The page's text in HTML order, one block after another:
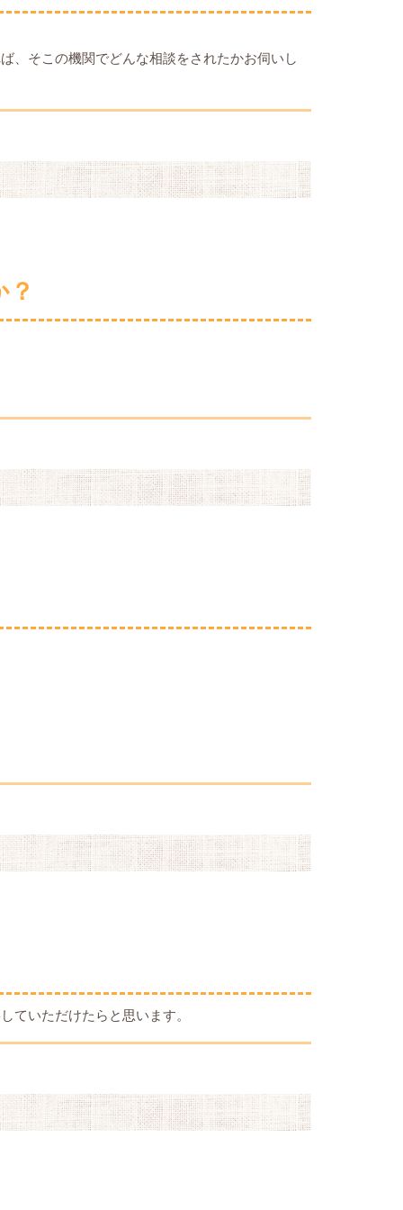
、そこの機関でどんな相談をされたかお伺いし
ていただけたらと思います。